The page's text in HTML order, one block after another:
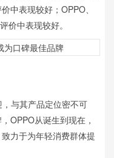
中表现较好；OPPO、
价中表现较好。
与其产品定位密不可
OPPO从诞生到现在，
力于为年轻消费群体提